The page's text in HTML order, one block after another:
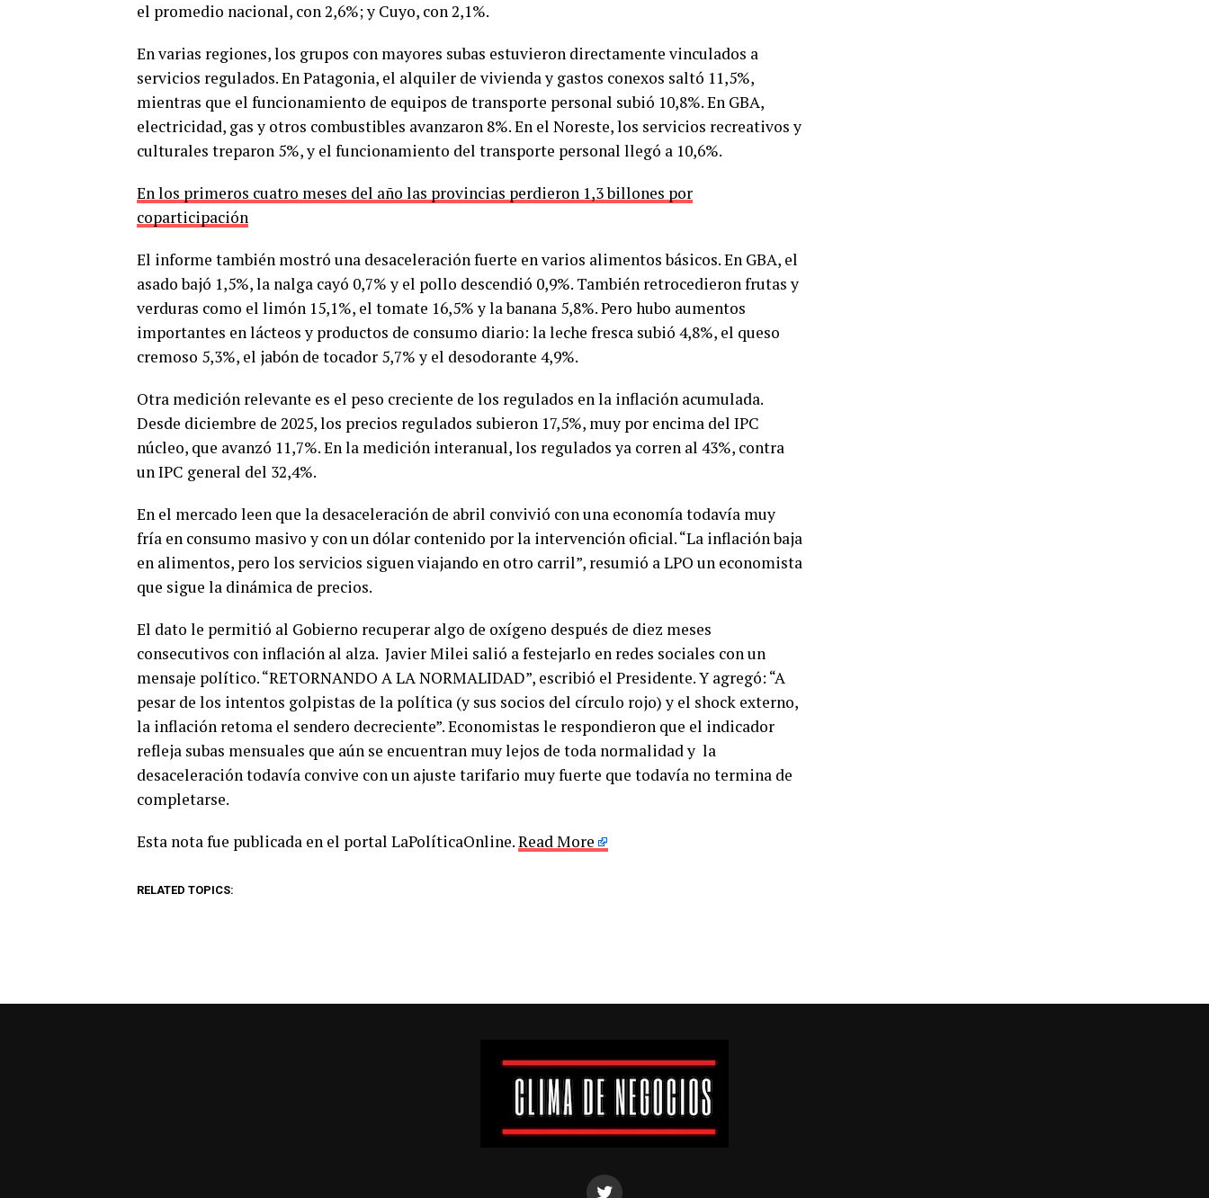
el promedio nacional, con 2,6%; y Cuyo, con 2,1%.
En varias regiones, los grupos con mayores subas estuvieron directamente vinculados a
servicios regulados. En Patagonia, el alquiler de vivienda y gastos conexos saltó 11,5%,
mientras que el funcionamiento de equipos de transporte personal subió 10,8%. En GBA,
electricidad, gas y otros combustibles avanzaron 8%. En el Noreste, los servicios recreativos y
culturales treparon 5%, y el funcionamiento del transporte personal llegó a 10,6%.
En los primeros cuatro meses del año las provincias perdieron 1,3 billones por
coparticipación
El informe también mostró una desaceleración fuerte en varios alimentos básicos. En GBA, el
asado bajó 1,5%, la nalga cayó 0,7% y el pollo descendió 0,9%. También retrocedieron frutas y
verduras como el limón 15,1%, el tomate 16,5% y la banana 5,8%. Pero hubo aumentos
importantes en lácteos y productos de consumo diario: la leche fresca subió 4,8%, el queso
cremoso 5,3%, el jabón de tocador 5,7% y el desodorante 4,9%.
Otra medición relevante es el peso creciente de los regulados en la inflación acumulada.
Desde diciembre de 2025, los precios regulados subieron 17,5%, muy por encima del IPC
núcleo, que avanzó 11,7%. En la medición interanual, los regulados ya corren al 43%, contra
un IPC general del 32,4%.
En el mercado leen que la desaceleración de abril convivió con una economía todavía muy
fría en consumo masivo y con un dólar contenido por la intervención oficial. “La inflación baja
en alimentos, pero los servicios siguen viajando en otro carril”, resumió a LPO un economista
que sigue la dinámica de precios.
El dato le permitió al Gobierno recuperar algo de oxígeno después de diez meses
consecutivos con inflación al alza. Javier Milei salió a festejarlo en redes sociales con un
mensaje político. “RETORNANDO A LA NORMALIDAD”, escribió el Presidente. Y agregó: “A
pesar de los intentos golpistas de la política (y sus socios del círculo rojo) y el shock externo,
la inflación retoma el sendero decreciente”. Economistas le respondieron que el indicador
refleja subas mensuales que aún se encuentran muy lejos de toda normalidad y la
desaceleración todavía convive con un ajuste tarifario muy fuerte que todavía no termina de
completarse.
Esta nota fue publicada en el portal LaPolíticaOnline.Read More
RELATED TOPICS: